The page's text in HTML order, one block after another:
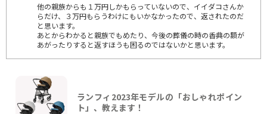
他の親族からも１万円しかもらっていないので、イイダコさんか
らだけ、３万円もらうわけにもいかなかったので、返されたのだ
と思います。
あとからわかると親族でもめたり、今後の葬儀の時の香典の額が
あがったりすると返すほうも困るのではないかと思います。
ランフィ2023年モデルの「おしゃれポイン
ト」、教えます！